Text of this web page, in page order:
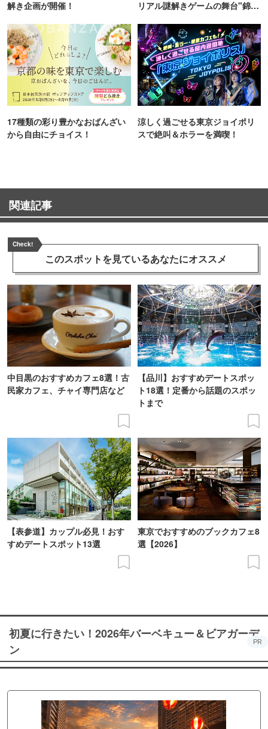
解き企画が開催！
リアル謎解きゲームの舞台"錦糸
17種類の彩り豊かなおばんざい
から自由にチョイス！
涼しく過ごせる東京ジョイポリ
スで絶叫＆ホラーを満喫！
関連記事
Check!
このスポットを見ているあなたにオススメ
中目黒のおすすめカフェ8選！古
民家カフェ、チャイ専門店など
【品川】おすすめデートスポッ
ト18選！定番から話題のスポッ
トまで
【表参道】カップル必見！おす
すめデートスポット13選
東京でおすすめのブックカフェ8
選【2026】
初夏に行きたい！2026年バーベキュー＆ビアガーデ
ン
PR